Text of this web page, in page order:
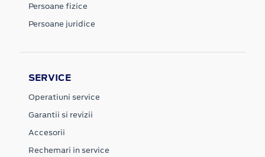
Persoane fizice
Persoane juridice
SERVICE
Operatiuni service
Garantii si revizii
Accesorii
Rechemari in service